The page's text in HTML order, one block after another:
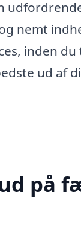
nemt
inden
ud af
på